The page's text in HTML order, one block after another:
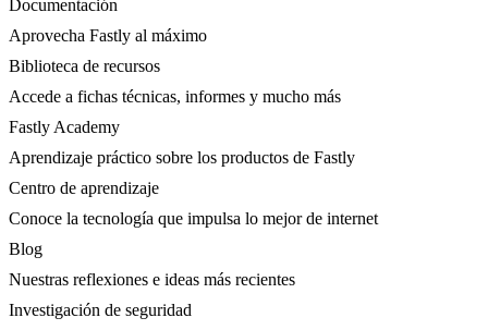
Documentación
Aprovecha Fastly al máximo
Biblioteca de recursos
Accede a fichas técnicas, informes y mucho más
Fastly Academy
Aprendizaje práctico sobre los productos de Fastly
Centro de aprendizaje
Conoce la tecnología que impulsa lo mejor de internet
Blog
Nuestras reflexiones e ideas más recientes
Investigación de seguridad